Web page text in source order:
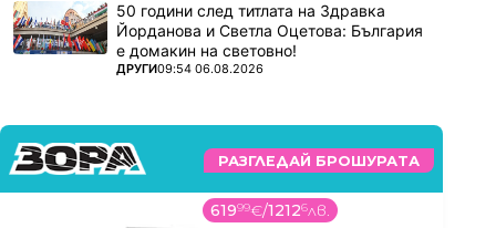
50 години след титлата на Здравка
Йорданова и Светла Оцетова: България
е домакин на световно!
ПОВЕЧЕ ОТ
ДРУГИ09:54 06.08.2026
РАЗГЛЕДАЙ БРОШУРАТА
61999€/12126лв.